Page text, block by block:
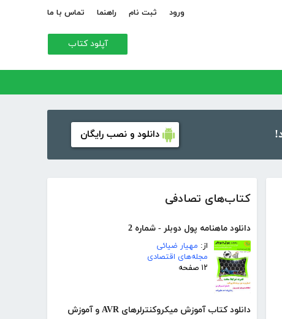
ورود ثبت نام راهنما تماس با ما
آپلود کتاب
دانلود و نصب رایگان
کتاب‌های تصادفی
دانلود ماهنامه پول دوبلر - شماره 2
از: مهیار ضیائی
مجله‌های اقتصادی
۱۲ صفحه
دانلود کتاب آموزش میکروکنترلرهای AVR و آموزش